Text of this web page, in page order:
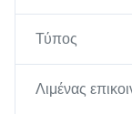
Τύπος
Λιμένας